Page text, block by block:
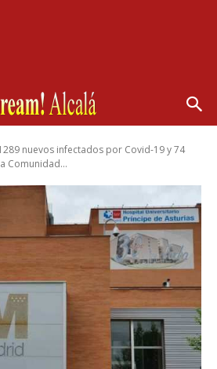
nuevos infectados por Covid-19 y 74
Comunidad...